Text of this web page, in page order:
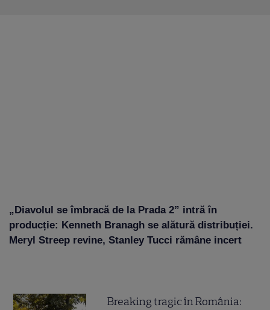
„Diavolul se îmbracă de la Prada 2” intră în
producție: Kenneth Branagh se alătură distribuției.
Meryl Streep revine, Stanley Tucci rămâne incert
Breaking tragic în România: